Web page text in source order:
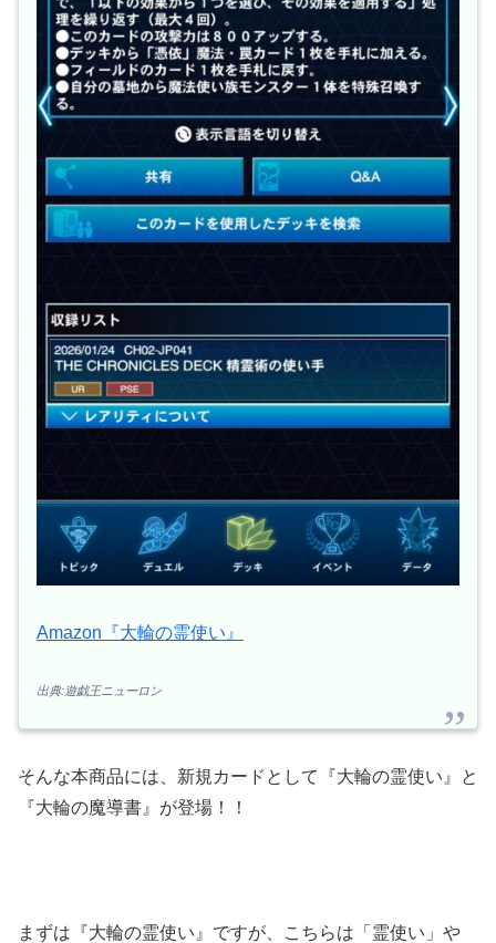
Amazon『大輪の霊使い』
出典:遊戯王ニューロン
そんな本商品には、新規カードとして『大輪の霊使い』と
『大輪の魔導書』が登場！！
まずは『大輪の霊使い』ですが、こちらは「霊使い」や